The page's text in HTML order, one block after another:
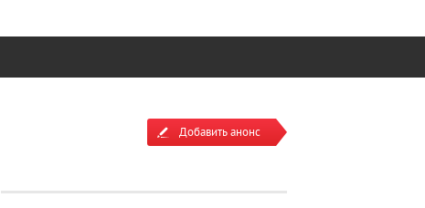
Добавить анонс